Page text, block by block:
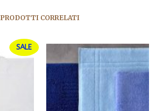
PRODOTTI CORRELATI
SALE